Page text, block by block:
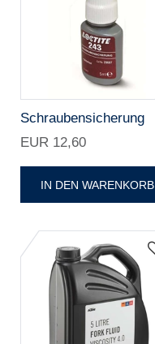
Schraubensicherung
EUR 12,60
IN DEN WARENKORB